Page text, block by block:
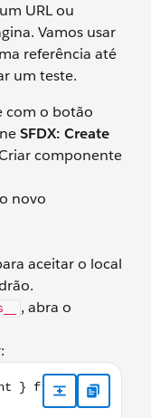
URL ou
Vamos usar
referência até
um teste.
com o botão
SFDX: Create
componente
novo
aceitar o local
, abra o
'lwc'; import